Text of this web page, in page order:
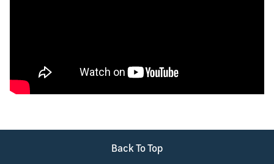
Back To Top